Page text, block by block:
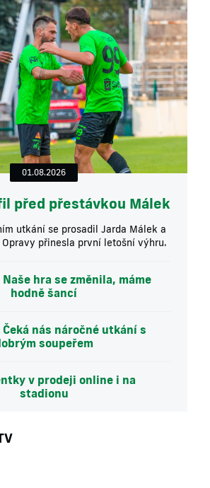
01.08.2026
před přestávkou Málek
utkání se prosadil Jarda Málek a
přinesla první letošní výhru.
hra se změnila, máme
hodně šancí
nás náročné utkání s
soupeřem
v prodeji online i na
stadionu